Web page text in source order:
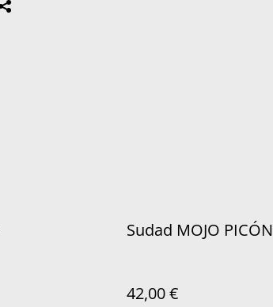
Sudad MOJO PICÓN
42,00 €